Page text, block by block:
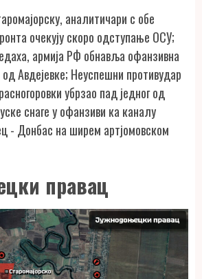
аналитичари с обе
очекују скоро одступање ОСУ;
армија РФ обнавља офанзивна
Авдејевке; Неуспешни противудар
убрзао пад једног од
снаге у офанзиви ка каналу
- Донбас на ширем артјомовском
правац